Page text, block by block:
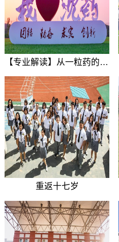
【专业解读】从一粒药的研发过程解读相关专业
重返十七岁